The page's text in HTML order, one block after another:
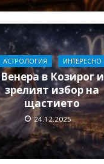
АСТРОЛОГИЯ ИНТЕРЕСНО
Венера в Козирог и
зрелият избор на
щастието
24.12.2025